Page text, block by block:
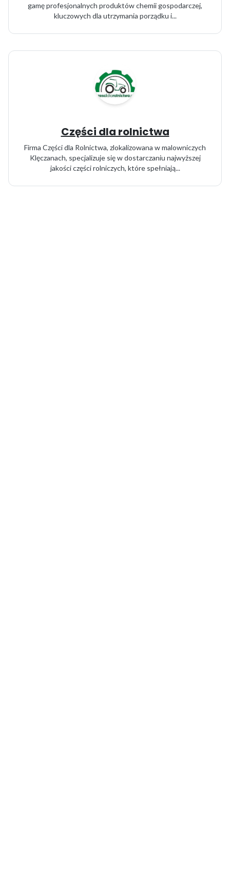
gamę profesjonalnych produktów chemii gospodarczej,
kluczowych dla utrzymania porządku i...
Części dla rolnictwa
Firma Części dla Rolnictwa, zlokalizowana w malowniczych
Klęczanach, specjalizuje się w dostarczaniu najwyższej
jakości części rolniczych, które spełniają...